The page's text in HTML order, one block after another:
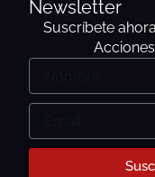
Newsletter
Suscríbete
Nombre
Email